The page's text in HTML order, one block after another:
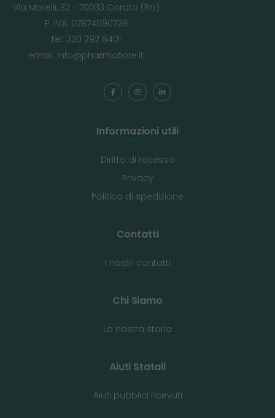
Via Morelli, 32 - 70033 Corato (Ba)
P. IVA: 07874090728
tel: 320 292 6401
email: info@pharmafiore.it
Informazioni utili
Diritto di recesso
Privacy
Politica di spedizione
Contatti
I nostri contatti
Chi Siamo
La nostra storia
Aiuti Statali
Aiuti pubblici ricevuti